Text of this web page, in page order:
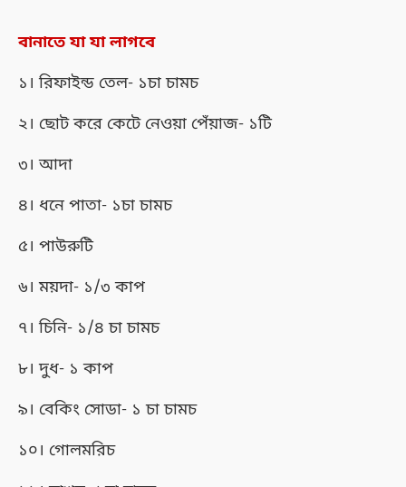
বানাতে যা যা লাগবে
১। রিফাইন্ড তেল- ১চা চামচ
২। ছোট করে কেটে নেওয়া পেঁয়াজ- ১টি
৩। আদা
৪। ধনে পাতা- ১চা চামচ
৫। পাউরুটি
৬। ময়দা- ১/৩ কাপ
৭। চিনি- ১/৪ চা চামচ
৮। দুধ- ১ কাপ
৯। বেকিং সোডা- ১ চা চামচ
১০। গোলমরিচ